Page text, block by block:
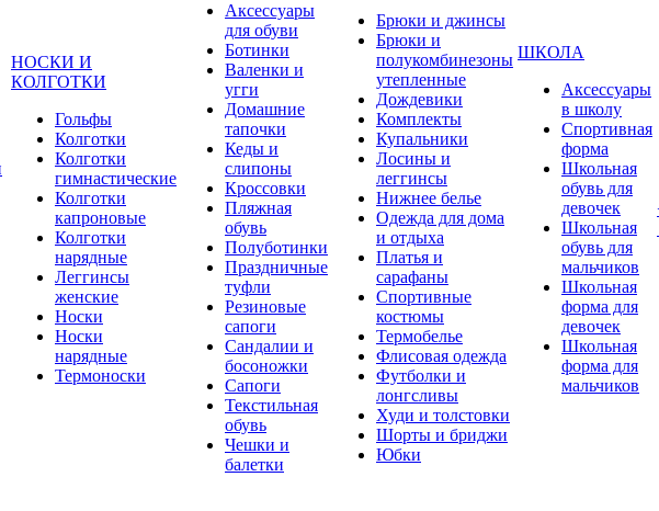
НОСКИ И
КОЛГОТКИ
Гольфы
Колготки
Колготки
гимнастические
Колготки
капроновые
Колготки
нарядные
Леггинсы
женские
Носки
Носки
нарядные
Термоноски
Аксессуары
для обуви
Ботинки
Валенки и
угги
Домашние
тапочки
Кеды и
слипоны
Кроссовки
Пляжная
обувь
Полуботинки
Праздничные
туфли
Резиновые
сапоги
Сандалии и
босоножки
Сапоги
Текстильная
обувь
Чешки и
балетки
Брюки и джинсы
Брюки и
полукомбинезоны
утепленные
Дождевики
Комплекты
Купальники
Лосины и
леггинсы
Нижнее белье
Одежда для дома
и отдыха
Платья и
сарафаны
Спортивные
костюмы
Термобелье
Флисовая одежда
Футболки и
лонгсливы
Худи и толстовки
Шорты и бриджи
Юбки
ШКОЛА
Аксессуары
в школу
Спортивная
форма
Школьная
обувь для
девочек
Школьная
обувь для
мальчиков
Школьная
форма для
девочек
Школьная
форма для
мальчиков